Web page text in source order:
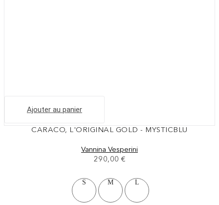
Ajouter au panier
CARACO, L'ORIGINAL GOLD - MYSTICBLU
Vannina Vesperini
290,00 €
S M L